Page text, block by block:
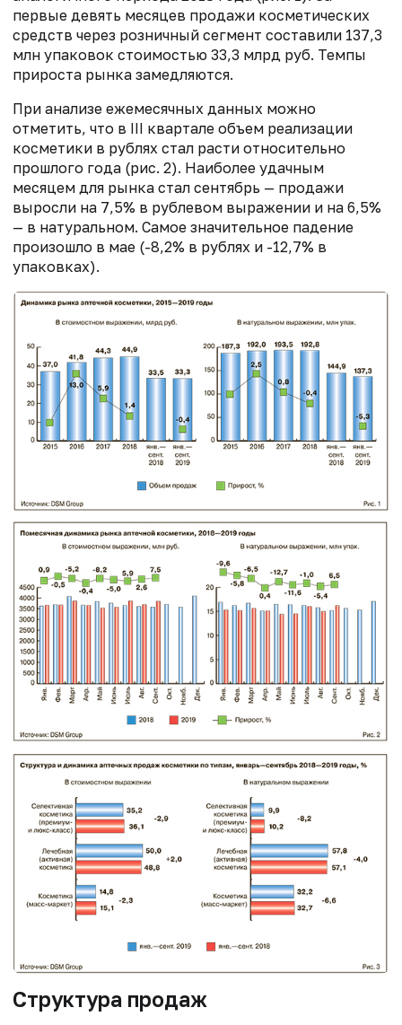
первые девять месяцев продажи косметических
средств через розничный сегмент составили 137,3
млн упаковок стоимостью 33,3 млрд руб. Темпы
прироста рынка замедляются.
При анализе ежемесячных данных можно
отметить, что в III квартале объем реализации
косметики в рублях стал расти относительно
прошлого года (рис. 2). Наиболее удачным
месяцем для рынка стал сентябрь — продажи
выросли на 7,5% в рублевом выражении и на 6,5%
— в натуральном. Самое значительное падение
произошло в мае (-8,2% в рублях и -12,7% в
упаковках).
Структура продаж